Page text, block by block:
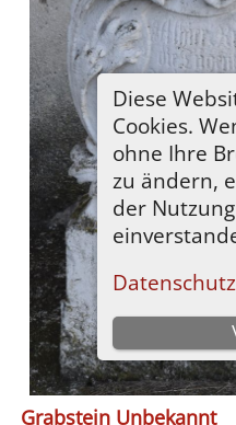
Grabstein Unbekannt